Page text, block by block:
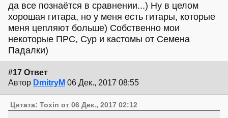
да все познаётся в сравнении...) Ну в целом
хорошая гитара, но у меня есть гитары, которые
меня цепляют больше) Собственно мои
некоторые ПРС, Сур и кастомы от Семена
Падалки)
#17 Ответ
Автор DmitryM 06 Дек., 2017 08:55
Цитата: Toxin от 06 Дек., 2017 02:12